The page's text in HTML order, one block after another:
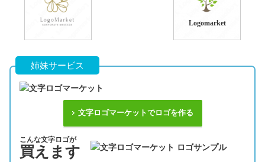
Logomarket
姉妹サービス
文字ロゴマーケットでロゴを作る
こんな文字ロゴが
買えます